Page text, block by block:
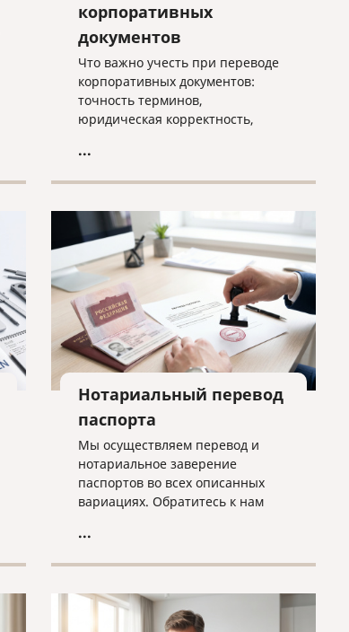
корпоративных
документов
Что важно учесть при переводе
корпоративных документов:
точность терминов,
юридическая корректность,
конфиденциальность и контроль
международном рынке.
...
Нотариальный перевод
паспорта
Мы осуществляем перевод и
нотариальное заверение
паспортов во всех описанных
вариациях. Обратитесь к нам
сделано оперативно, грамотно и
...